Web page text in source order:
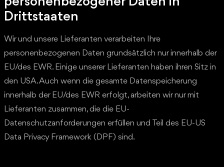
Drittstaaten
Wir und unsere Lieferanten verarbeiten Ihre
personenbezogenen Daten grundsätzlich nur innerhalb der
EU/des EWR. Einige unserer Lieferanten haben ihren Sitz in
den USA. Auch wenn die gesamte Datenspeicherung
innerhalb der EU/des EWR erfolgt, arbeiten wir nur mit
Lieferanten zusammen, die die EU-
Datenschutzanforderungen erfüllen und Teil des EU-US
Data Privacy Framework (DPF) sind.